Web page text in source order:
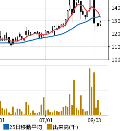
25日移動平均 出来高(千)
08/03
07/01
100
110
120
130
140